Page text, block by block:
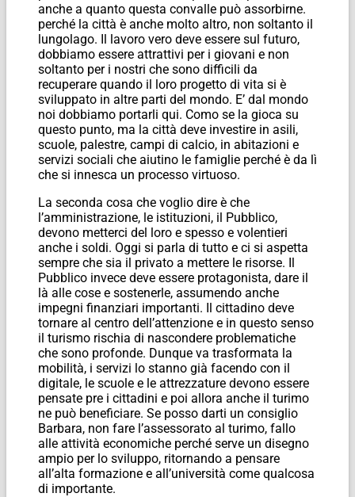
anche a quanto questa convalle può assorbirne.
perché la città è anche molto altro, non soltanto il
lungolago. Il lavoro vero deve essere sul futuro,
dobbiamo essere attrattivi per i giovani e non
soltanto per i nostri che sono difficili da
recuperare quando il loro progetto di vita si è
sviluppato in altre parti del mondo. E’ dal mondo
noi dobbiamo portarli qui. Como se la gioca su
questo punto, ma la città deve investire in asili,
scuole, palestre, campi di calcio, in abitazioni e
servizi sociali che aiutino le famiglie perché è da lì
che si innesca un processo virtuoso.
La seconda cosa che voglio dire è che
l’amministrazione, le istituzioni, il Pubblico,
devono metterci del loro e spesso e volentieri
anche i soldi. Oggi si parla di tutto e ci si aspetta
sempre che sia il privato a mettere le risorse. Il
Pubblico invece deve essere protagonista, dare il
là alle cose e sostenerle, assumendo anche
impegni finanziari importanti. Il cittadino deve
tornare al centro dell’attenzione e in questo senso
il turismo rischia di nascondere problematiche
che sono profonde. Dunque va trasformata la
mobilità, i servizi lo stanno già facendo con il
digitale, le scuole e le attrezzature devono essere
pensate pre i cittadini e poi allora anche il turimo
ne può beneficiare. Se posso darti un consiglio
Barbara, non fare l’assessorato al turimo, fallo
alle attività economiche perché serve un disegno
ampio per lo sviluppo, ritornando a pensare
all’alta formazione e all’università come qualcosa
di importante.